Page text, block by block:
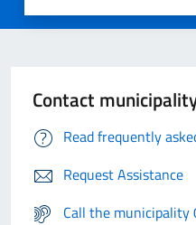
Contact
Read frequently
Request Assistance
Call the municipality